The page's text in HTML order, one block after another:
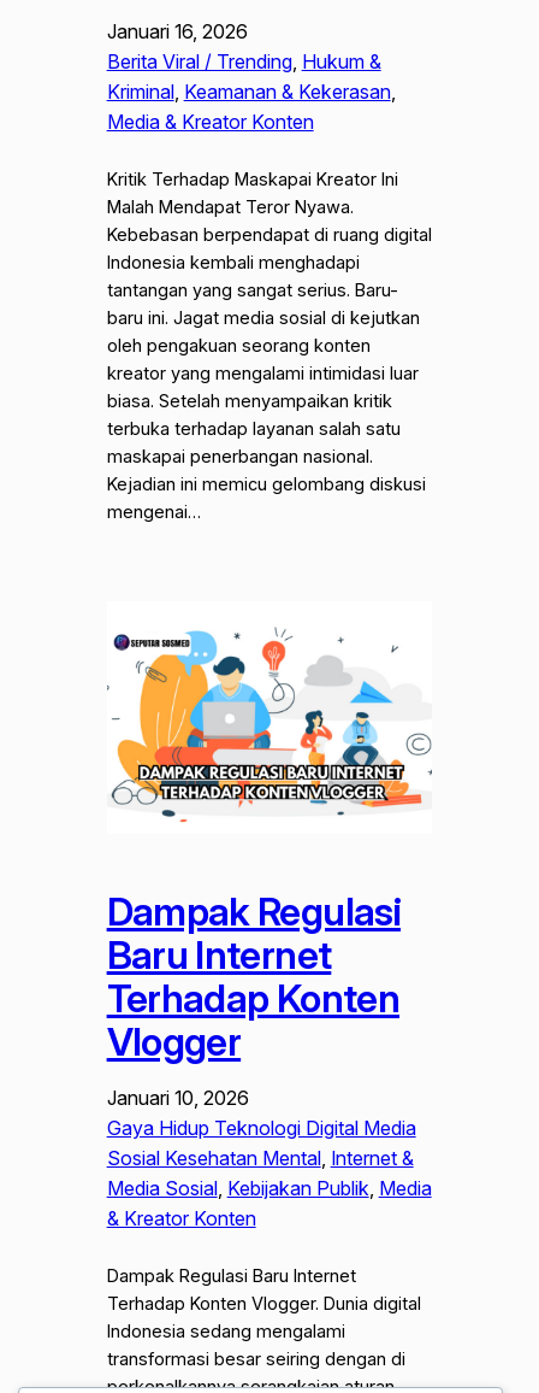
Januari 16, 2026
Berita Viral / Trending, Hukum &
Kriminal, Keamanan & Kekerasan
Media & Kreator Konten
Kritik Terhadap Maskapai Kreator Ini
Malah Mendapat Teror Nyawa.
Kebebasan berpendapat di ruang digital
Indonesia kembali menghadapi
tantangan yang sangat serius. Baru-
baru ini. Jagat media sosial di kejutkan
oleh pengakuan seorang konten
kreator yang mengalami intimidasi luar
biasa. Setelah menyampaikan kritik
terbuka terhadap layanan salah satu
maskapai penerbangan nasional.
Kejadian ini memicu gelombang diskusi
mengenai…
Dampak Regulasi
Baru Internet
Terhadap Konten
Vlogger
Januari 10, 2026
Gaya Hidup Teknologi Digital Media
Sosial Kesehatan Mental, Internet &
Media Sosial, Kebijakan Publik Media
& Kreator Konten
Dampak Regulasi Baru Internet
Terhadap Konten Vlogger. Dunia digital
Indonesia sedang mengalami
transformasi besar seiring dengan di
perkenalkannya serangkaian aturan